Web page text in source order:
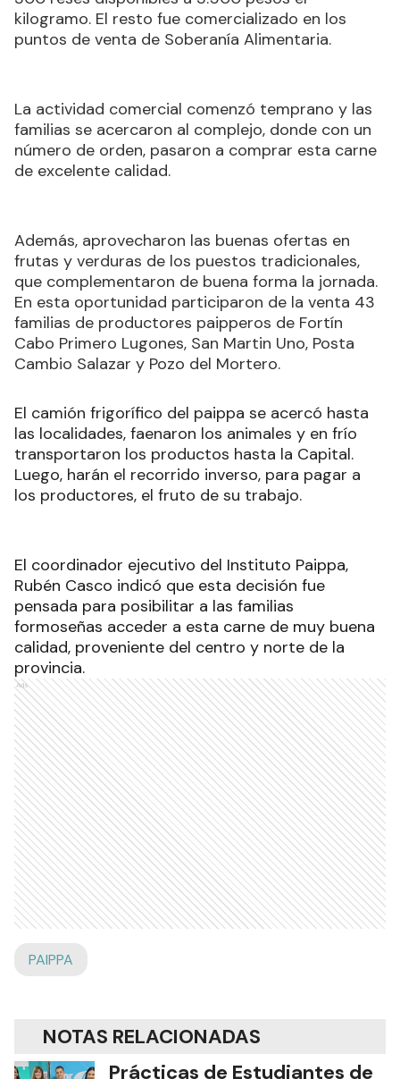
kilogramo. El resto fue comercializado en los
puntos de venta de Soberanía Alimentaria.
La actividad comercial comenzó temprano y las
familias se acercaron al complejo, donde con un
número de orden, pasaron a comprar esta carne
de excelente calidad.
Además, aprovecharon las buenas ofertas en
frutas y verduras de los puestos tradicionales,
que complementaron de buena forma la jornada.
En esta oportunidad participaron de la venta 43
familias de productores paipperos de Fortín
Cabo Primero Lugones, San Martin Uno, Posta
Cambio Salazar y Pozo del Mortero.
El camión frigorífico del paippa se acercó hasta
las localidades, faenaron los animales y en frío
transportaron los productos hasta la Capital.
Luego, harán el recorrido inverso, para pagar a
los productores, el fruto de su trabajo.
El coordinador ejecutivo del Instituto Paippa,
Rubén Casco indicó que esta decisión fue
pensada para posibilitar a las familias
formoseñas acceder a esta carne de muy buena
calidad, proveniente del centro y norte de la
provincia.
Ads
PAIPPA
NOTAS RELACIONADAS
Prácticas de Estudiantes de